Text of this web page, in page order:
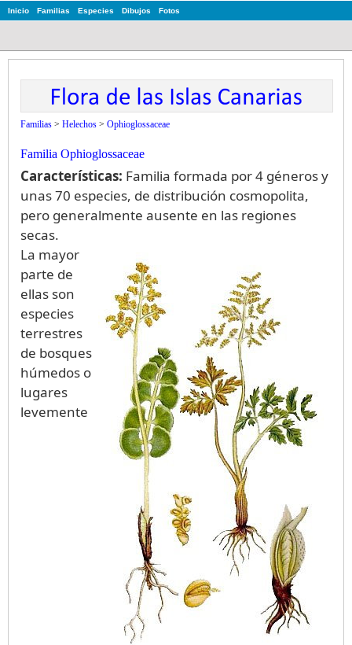
Inicio Familias Especies Dibujos Fotos
Familias > Helechos > Ophioglossaceae
Familia Ophioglossaceae
Características: Familia formada por 4 géneros y
unas 70 especies, de distribución cosmopolita,
pero generalmente ausente en las regiones
secas.
La mayor
parte de
ellas son
especies
terrestres
de bosques
húmedos o
lugares
levemente